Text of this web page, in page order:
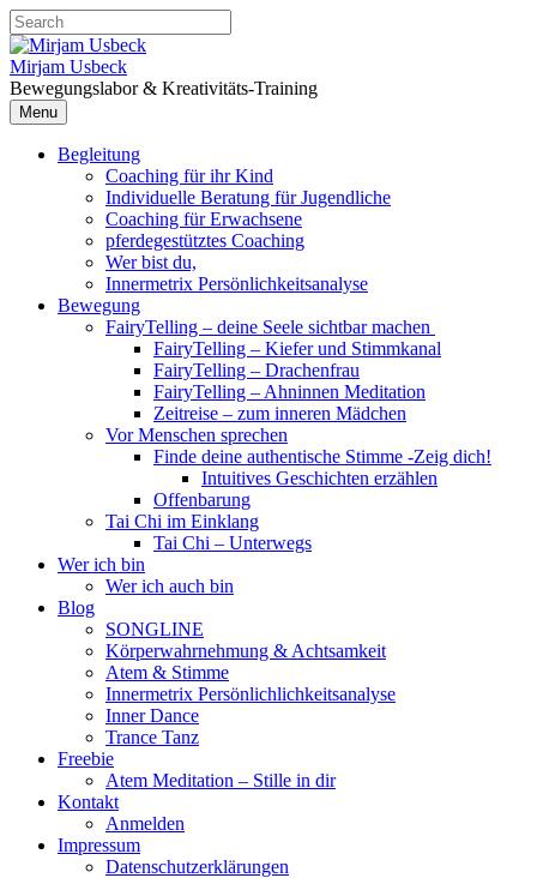
Skip
to
content
Search
for:
Mirjam Usbeck
Bewegungslabor & Kreativitäts-Training
Menu
Begleitung
Coaching für ihr Kind
Individuelle Beratung für Jugendliche
Coaching für Erwachsene
pferdegestütztes Coaching
Wer bist du,
Innermetrix Persönlichkeitsanalyse
Bewegung
FairyTelling – deine Seele sichtbar machen
FairyTelling – Kiefer und Stimmkanal
FairyTelling – Drachenfrau
FairyTelling – Ahninnen Meditation
Zeitreise – zum inneren Mädchen
Vor Menschen sprechen
Finde deine authentische Stimme -Zeig dich!
Intuitives Geschichten erzählen
Offenbarung
Tai Chi im Einklang
Tai Chi – Unterwegs
Wer ich bin
Wer ich auch bin
Blog
SONGLINE
Körperwahrnehmung & Achtsamkeit
Atem & Stimme
Innermetrix Persönlichlichkeitsanalyse
Inner Dance
Trance Tanz
Freebie
Atem Meditation – Stille in dir
Kontakt
Anmelden
Impressum
Datenschutzerklärungen